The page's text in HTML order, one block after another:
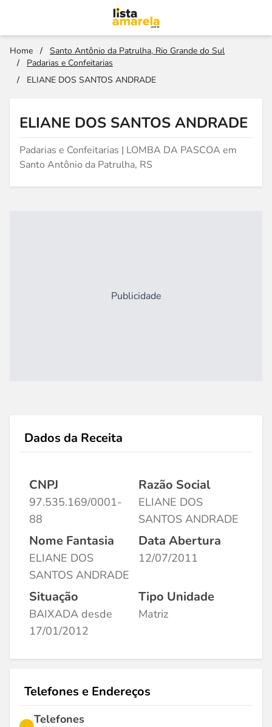
Home /
Santo Antônio da Patrulha, Rio Grande do Sul
/
Padarias e Confeitarias
/
ELIANE DOS SANTOS ANDRADE
ELIANE DOS SANTOS ANDRADE
Padarias e Confeitarias | LOMBA DA PASCOA em
Santo Antônio da Patrulha, RS
Publicidade
Dados da Receita
CNPJ
97.535.169/0001-
88
Razão Social
ELIANE DOS
SANTOS ANDRADE
Nome Fantasia
ELIANE DOS
SANTOS ANDRADE
Data Abertura
12/07/2011
Situação
BAIXADA desde
17/01/2012
Tipo Unidade
Matriz
Telefones e Endereços
Telefones